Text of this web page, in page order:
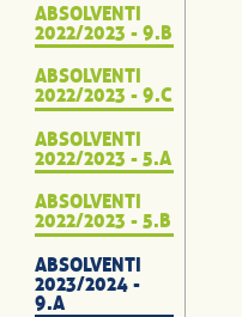
ABSOLVENTI
2022/2023 - 9.B
ABSOLVENTI
2022/2023 - 9.C
ABSOLVENTI
2022/2023 - 5.A
ABSOLVENTI
2022/2023 - 5.B
ABSOLVENTI
2023/2024 -
9.A